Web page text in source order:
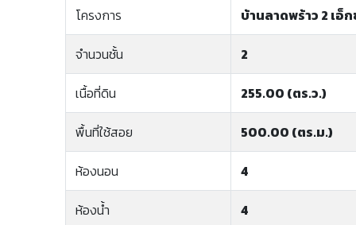
โครงการ บ้านลาดพร้าว 2 เอ็
จำนวนชั้น 2
เนื้อที่ดิน 255.00 (ตร.ว.)
พื้นที่ใช้สอย 500.00 (ตร.ม.)
ห้องนอน 4
ห้องน้ำ 4